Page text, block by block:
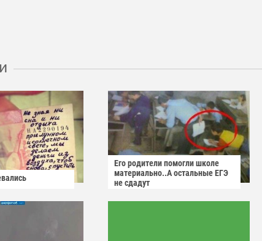
Его родители помогли школе
материально..А остальные ЕГЭ
не сдадут